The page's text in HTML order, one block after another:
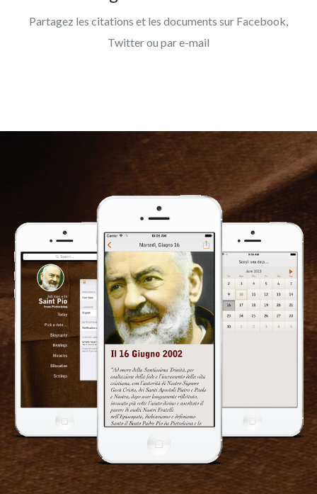
Partagez les citations et les documents sur Facebook,
Twitter ou par e-mail